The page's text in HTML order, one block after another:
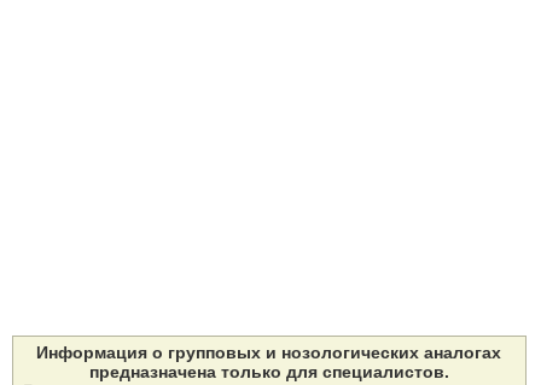
Информация о групповых и нозологических аналогах
предназначена только для специалистов.